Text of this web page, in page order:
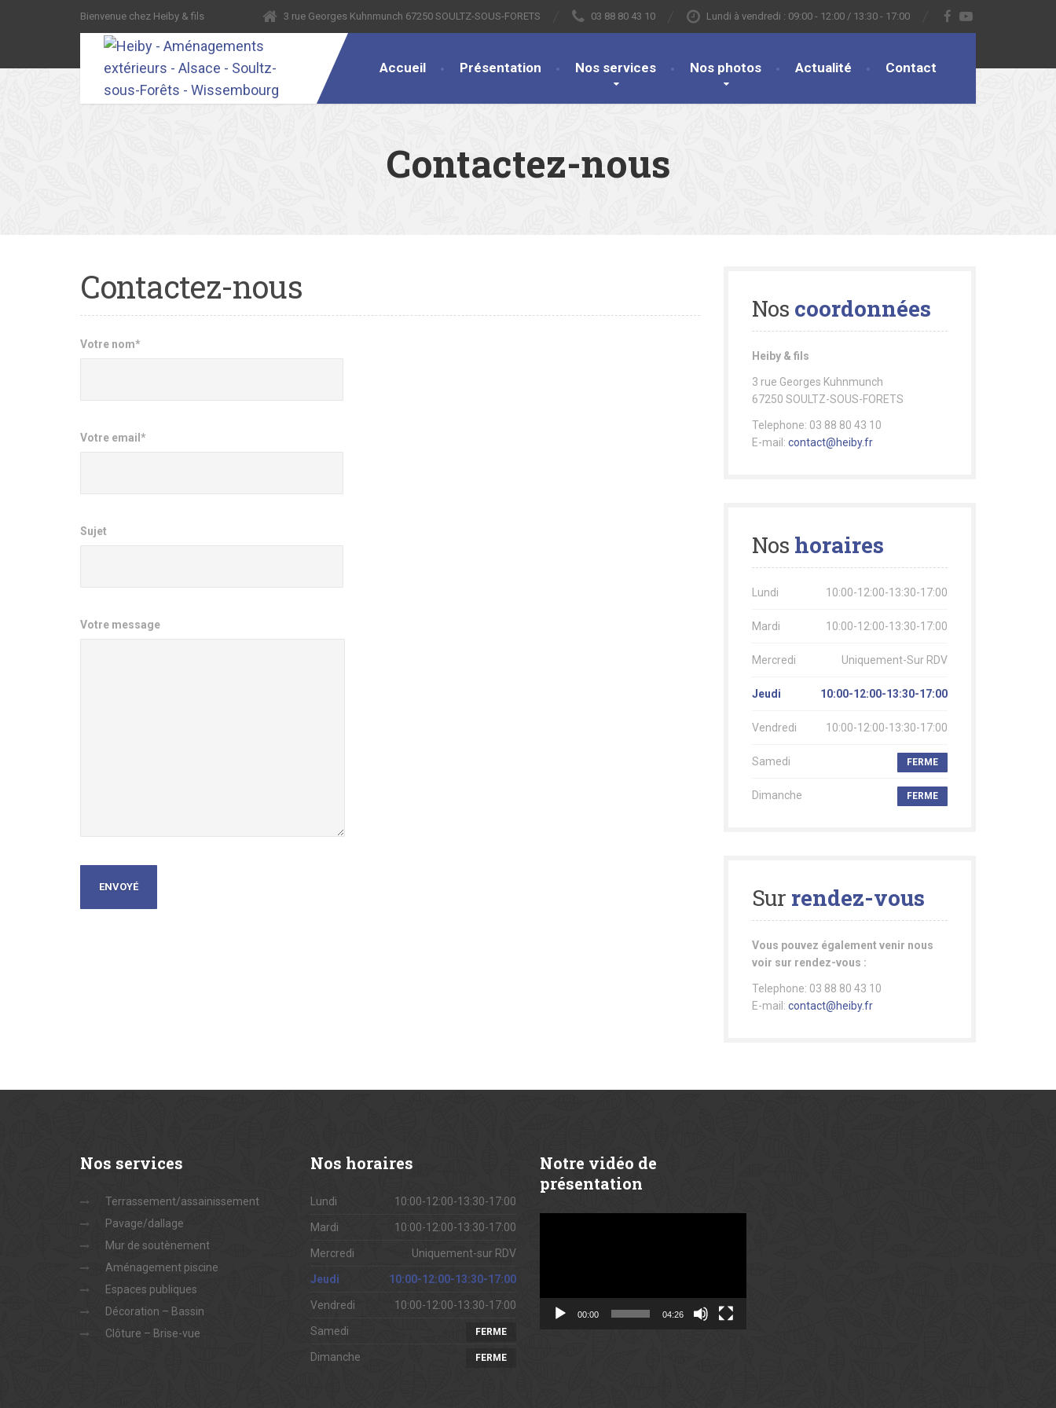
Bienvenue chez Heiby & fils 3 rue Georges Kuhnmunch 67250 SOULTZ-SOUS-FORETS 03 88 80 43 10 Lundi à vendredi : 09:00 - 12:00 / 13:30 - 17:00
Accueil Présentation Nos services Nos photos Actualité Contact
Contactez-nous
Contactez-nous
Votre nom*
Votre email*
Sujet
Votre message
Noscoordonnées
Heiby & fils
3 rue Georges Kuhnmunch
67250 SOULTZ-SOUS-FORETS
Telephone: 03 88 80 43 10
E-mail:contact@heiby.fr
Noshoraires
Lundi 10:00-12:00-13:30-17:00
Mardi 10:00-12:00-13:30-17:00
Mercredi Uniquement-Sur RDV
Jeudi 10:00-12:00-13:30-17:00
Vendredi 10:00-12:00-13:30-17:00
Samedi FERME
Dimanche FERME
Surrendez-vous
Vous pouvez également venir nous
voir sur rendez-vous :
Telephone: 03 88 80 43 10
E-mail:contact@heiby.fr
Nos services
Terrassement/assainissement
Pavage/dallage
Mur de soutènement
Aménagement piscine
Espaces publiques
Décoration – Bassin
Clôture – Brise-vue
Nos horaires
Lundi 10:00-12:00-13:30-17:00
Mardi 10:00-12:00-13:30-17:00
Mercredi Uniquement-sur RDV
Jeudi 10:00-12:00-13:30-17:00
Vendredi 10:00-12:00-13:30-17:00
Samedi FERME
Dimanche FERME
Notre vidéo de
présentation
00:00 04:26